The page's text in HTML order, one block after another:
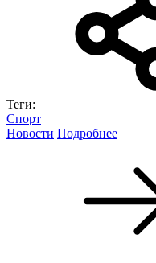
Теги:
Спорт
Новости Подробнее